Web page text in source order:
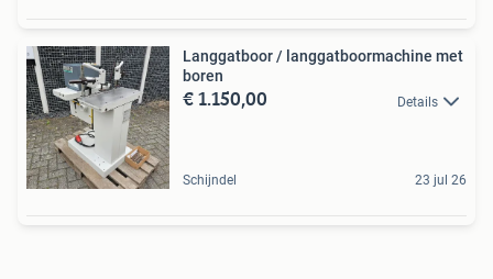
Langgatboor / langgatboormachine met
boren
€ 1.150,00 Details
Schijndel 23 jul 26